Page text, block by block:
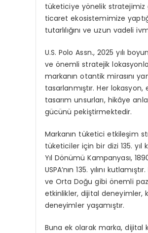
tüketiciye yönelik stratejimiz
ticaret ekosistemimize yapt
tutarlılığınıve uzun vadeli
U.S. Polo Assn., 2025 yılı
ve önemli stratejik
markanın otantik mirasını
tasarlanmıştır. Her lokasyon,
tasarım unsurları, hikâye
gücünüpekiştirmektedir.
Markanın tüketici etkileşim
tüketiciler için bir dizi 135. yıl k
Yıl DönümüKampanyası,
USPA’nın 135. yılını kutlamıştır.
ve Orta Doğu gibi önemli
etkinlikler, dijital deneyimler,
deneyimler yaşamıştır.
Buna ek olarak marka, dijital